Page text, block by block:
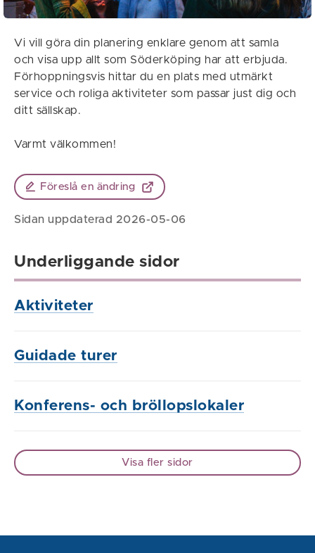
Vi vill göra din planering enklare genom att samla
och visa upp allt som Söderköping har att erbjuda.
Förhoppningsvis hittar du en plats med utmärkt
service och roliga aktiviteter som passar just dig och
ditt sällskap.
Varmt välkommen!
Föreslå en ändring
Sidan uppdaterad 2026-05-06
Underliggande sidor
Aktiviteter
Guidade turer
Konferens- och bröllopslokaler
Visa fler sidor